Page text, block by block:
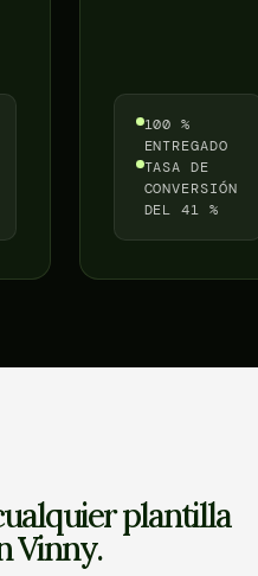
100 %
ENTREGADO
TASA DE
CONVERSIÓN
DEL 41 %
plantilla
Vinny.